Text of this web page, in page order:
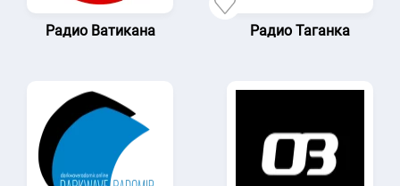
Радио Ватикана Радио Таганка